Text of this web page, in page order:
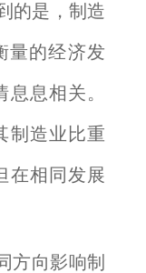
的是，制造
量的经济发
息相关。
制造业比重
在相同发展
方向影响制